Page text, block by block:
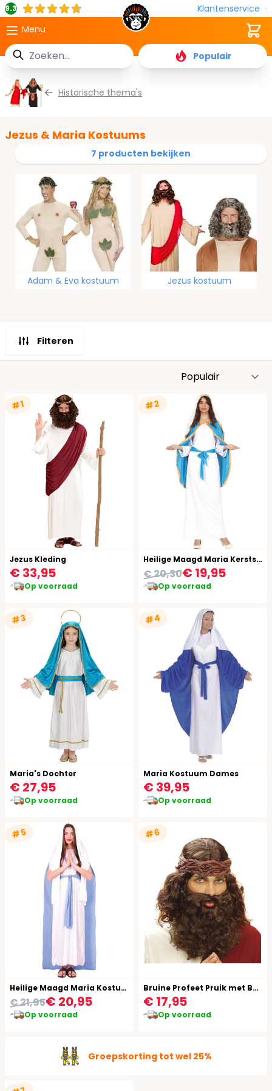
9.3
Klantenservice
Menu
Zoek
Populair
Cart
Historische thema's
Jezus & Maria Kostuums
7 producten bekijken
Adam & Eva kostuum Jezus kostuum
Filteren
#1
Jezus Kleding
€ 33,95
Op voorraad
#2
Heilige Maagd Maria Kerststal Kostuum Dames
€ 19,95
€ 20,30
Op voorraad
#3
Maria's Dochter
€ 27,95
Op voorraad
#4
Maria Kostuum Dames
€ 39,95
Op voorraad
#5
Heilige Maagd Maria Kostuum
€ 20,95
€ 21,95
Op voorraad
#6
Bruine Profeet Pruik met Baard
€ 17,95
Op voorraad
Groepskorting tot wel 25%